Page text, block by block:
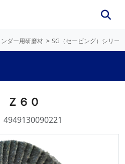
ダー用研磨材 SG（セービング）シリー
Ｚ６０
4949130090221